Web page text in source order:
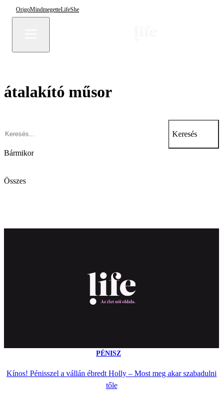
OrigoMindmegetteLifeShe
átalakító műsor
Keresés
Bármikor
Összes
PÉNISZ
Kínos! Pénisszel a vállán ébredt Holly – Most meg akar szabadulni
tőle